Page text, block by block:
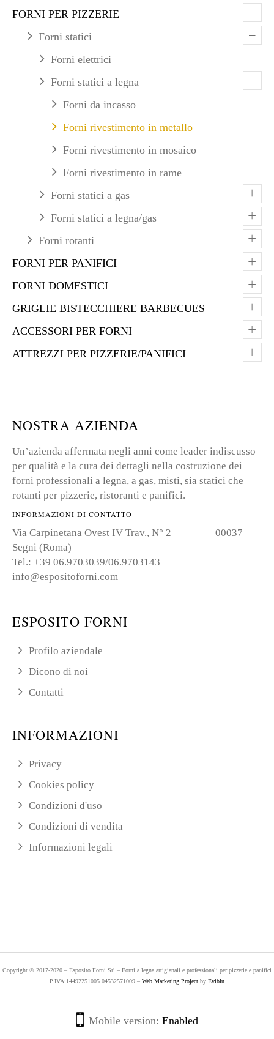
–
FORNI PER PIZZERIE
–
Forni statici
Forni elettrici
–
Forni statici a legna
Forni da incasso
Forni rivestimento in metallo
Forni rivestimento in mosaico
Forni rivestimento in rame
+
Forni statici a gas
+
Forni statici a legna/gas
+
Forni rotanti
+
FORNI PER PANIFICI
+
FORNI DOMESTICI
+
GRIGLIE BISTECCHIERE BARBECUES
+
ACCESSORI PER FORNI
+
ATTREZZI PER PIZZERIE/PANIFICI
NOSTRA AZIENDA
Un’azienda affermata negli anni come leader indiscusso
per qualità e la cura dei dettagli nella costruzione dei
forni professionali a legna, a gas, misti, sia statici che
rotanti per pizzerie, ristoranti e panifici.
INFORMAZIONI DI CONTATTO
Via Carpinetana Ovest IV Trav., N° 2 00037
Segni (Roma)
Tel.: +39 06.9703039/06.9703143
info@espositoforni.com
ESPOSITO FORNI
Profilo aziendale
Dicono di noi
Contatti
INFORMAZIONI
Privacy
Cookies policy
Condizioni d'uso
Condizioni di vendita
Informazioni legali
Copyright © 2017-2020 – Esposito Forni Srl – Forni a legna artigianali e professionali per pizzerie e panifici
P.IVA:14492251005 04532571009 – Web Marketing Project by Eviblu
Mobile version: Enabled